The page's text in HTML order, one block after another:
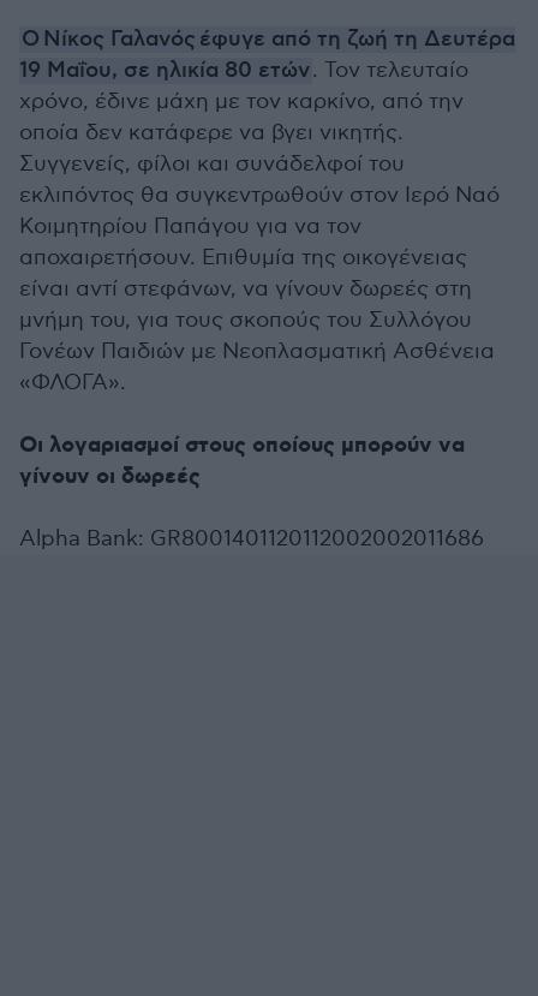
Ο Νίκος Γαλανός έφυγε από τη ζωή τη Δευτέρα
19 Μαΐου, σε ηλικία 80 ετών. Τον τελευταίο
χρόνο, έδινε μάχη με τον καρκίνο, από την
οποία δεν κατάφερε να βγει νικητής.
Συγγενείς, φίλοι και συνάδελφοί του
εκλιπόντος θα συγκεντρωθούν στον Ιερό Ναό
Κοιμητηρίου Παπάγου για να τον
αποχαιρετήσουν. Επιθυμία της οικογένειας
είναι αντί στεφάνων, να γίνουν δωρεές στη
μνήμη του, για τους σκοπούς του Συλλόγου
Γονέων Παιδιών με Νεοπλασματική Ασθένεια
«ΦΛΟΓΑ».
Οι λογαριασμοί στους οποίους μπορούν να
γίνουν οι δωρεές
Alpha Bank: GR8001401120112002002011686